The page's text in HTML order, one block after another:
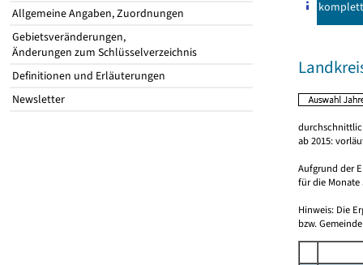
Allgemeine Angaben, Zuordnungen
Gebietsveränderungen,
Änderungen zum Schlüsselverzeichnis
Definitionen und Erläuterungen
Newsletter
komplett
ab 2015:
Aufgrund der
für die Monate
Hinweis: Die
bzw.